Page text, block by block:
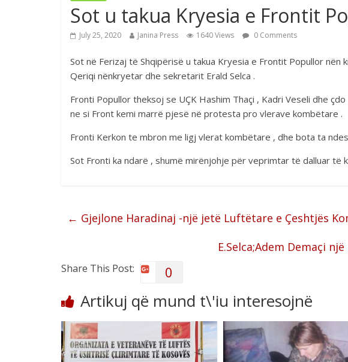
Sot u takua Kryesia e Frontit
July 25, 2020 Janina Press 1640 Views 0 Comments
Sot në Ferizaj të Shqipërisë u takua Kryesia e Frontit Popullor nën
Qeriqi nënkryetar dhe sekretarit Erald Selca .
Fronti Popullor theksoj se UÇK Hashim Thaçi , Kadri Veseli dhe
ne si Front kemi marrë pjesë në protesta pro vlerave kombëtare .
Fronti Kerkon te mbron me ligj vlerat kombëtare , dhe bota ta
Sot Fronti ka ndarë , shumë mirënjohje për veprimtar të dalluar të
← Gjejlone Haradinaj -një jetë Luftëtare e Çeshtjës
E.Selca;Adem Demaçi
Share This Post: 0
Artikuj që mund t\'iu interesojnë